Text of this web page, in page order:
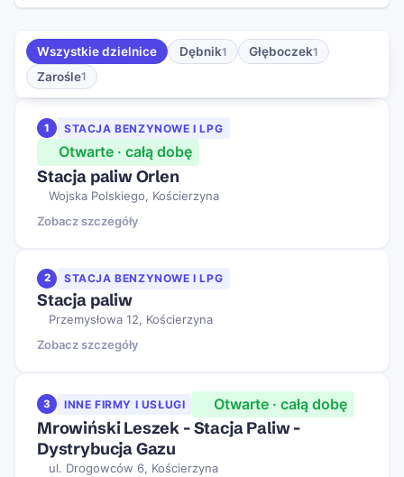
Wszystkie dzielnice Dębnik1 Głęboczek1
Zarośle1
1 STACJA BENZYNOWE I LPG
Otwarte · całą dobę
Stacja paliw Orlen
Wojska Polskiego, Kościerzyna
Zobacz szczegóły
2 STACJA BENZYNOWE I LPG
Stacja paliw
Przemysłowa 12, Kościerzyna
Zobacz szczegóły
3 INNE FIRMY I USŁUGI Otwarte · całą dobę
Mrowiński Leszek - Stacja Paliw -
Dystrybucja Gazu
ul. Drogowców 6, Kościerzyna